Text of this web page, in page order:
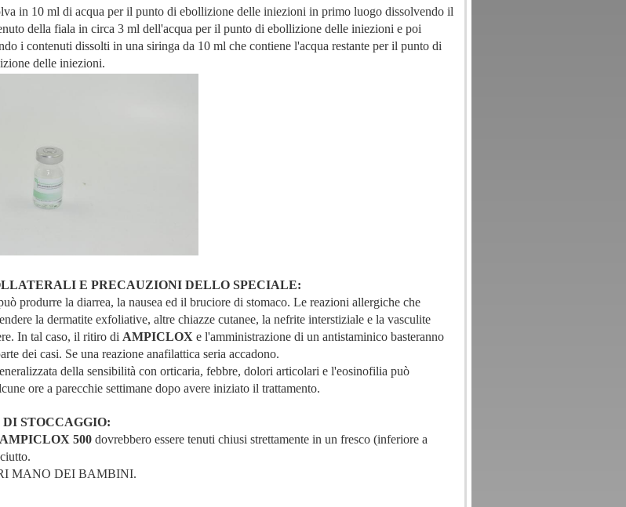
in 10 ml di acqua per il punto di ebollizione delle iniezioni in primo luogo dissolvendo il
della fiala in circa 3 ml dell'acqua per il punto di ebollizione delle iniezioni e poi
i contenuti dissolti in una siringa da 10 ml che contiene l'acqua restante per il punto di
delle iniezioni.
E PRECAUZIONI DELLO SPECIALE:
produrre la diarrea, la nausea ed il bruciore di stomaco. Le reazioni allergiche che
la dermatite exfoliative, altre chiazze cutanee, la nefrite interstiziale e la vasculite
In tal caso, il ritiro di AMPICLOX e l'amministrazione di un antistaminico basteranno
dei casi. Se una reazione anafilattica seria accadono.
della sensibilità con orticaria, febbre, dolori articolari e l'eosinofilia può
ore a parecchie settimane dopo avere iniziato il trattamento.
STOCCAGGIO:
AMPICLOX 500 dovrebbero essere tenuti chiusi strettamente in un fresco (inferiore a
MANO DEI BAMBINI.